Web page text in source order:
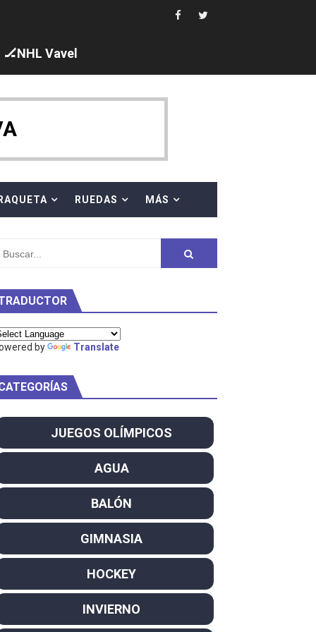
al equipo neutral ruso, llevándose 8 medallas, seis para
en el Grand Slam Mexico
Project
dominan el Europeo
decacampeonas y quinto oro consecutivo
Champion
del mundo. Bronces para David Llorente y Miren
los más laureados
como campeón
🏒NHL Vavel
RAQUETA RUEDAS MÁS
by Translate
JUEGOS OLÍMPICOS
AGUA
BALÓN
GIMNASIA
HOCKEY
INVIERNO